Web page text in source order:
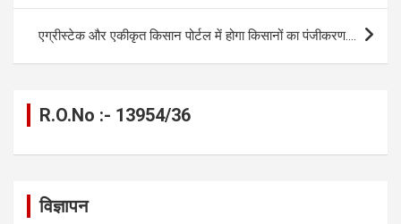
k
p
एग्रीस्टेक और एकीकृत किसान पोर्टल में होगा किसानों का पंजीकरण….
R.O.No :- 13954/36
विज्ञापन